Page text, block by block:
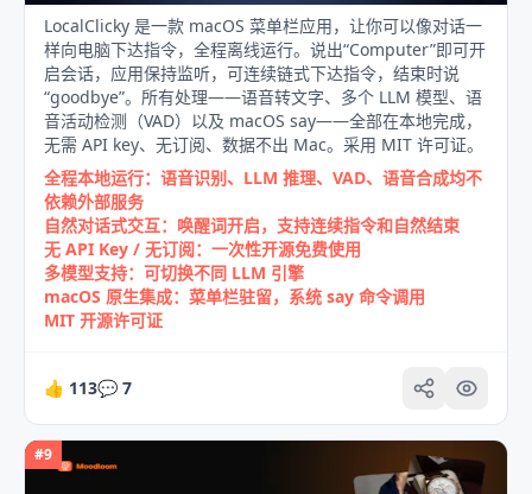
LocalClicky 是一款 macOS 菜单栏应用，让你可以像对话一
样向电脑下达指令，全程离线运行。说出“Computer”即可开
启会话，应用保持监听，可连续链式下达指令，结束时说
“goodbye”。所有处理——语音转文字、多个 LLM 模型、语
音活动检测（VAD）以及 macOS say——全部在本地完成，
无需 API key、无订阅、数据不出 Mac。采用 MIT 许可证。
全程本地运行：语音识别、LLM 推理、VAD、语音合成均不
依赖外部服务
自然对话式交互：唤醒词开启，支持连续指令和自然结束
无 API Key / 无订阅：一次性开源免费使用
多模型支持：可切换不同 LLM 引擎
macOS 原生集成：菜单栏驻留，系统 say 命令调用
MIT 开源许可证
👍 113💬 7
#9